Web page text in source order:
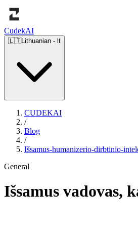
CudekAI
🇱🇹Lithuanian - lt
CUDEKAI
/
Blog
/
Išsamus-humanizerio-dirbtinio-
General
Išsamus